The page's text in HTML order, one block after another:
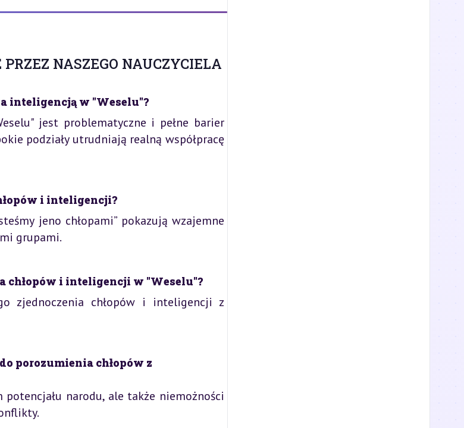
NASZEGO NAUCZYCIELA
inteligencją w "Weselu"?
jest problematyczne i pełne barier
podziały utrudniają realną współpracę
i inteligencji?
jeno chłopami” pokazują wzajemne
grupami.
chłopów i inteligencji w "Weselu"?
zjednoczenia chłopów i inteligencji z
porozumienia chłopów z
narodu, ale także niemożności